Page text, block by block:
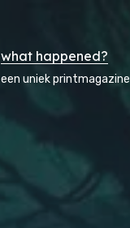
what happened?
een uniek printmagazine